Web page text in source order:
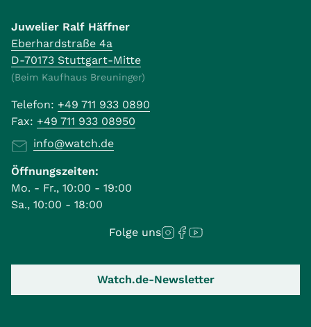
Juwelier Ralf Häffner
Eberhardstraße 4a
D-70173 Stuttgart-Mitte
(Beim Kaufhaus Breuninger)
Telefon: +49 711 933 0890
Fax: +49 711 933 08950
info@watch.de
Öffnungszeiten:
Mo. - Fr., 10:00 - 19:00
Sa., 10:00 - 18:00
Folge uns
Watch.de-Newsletter